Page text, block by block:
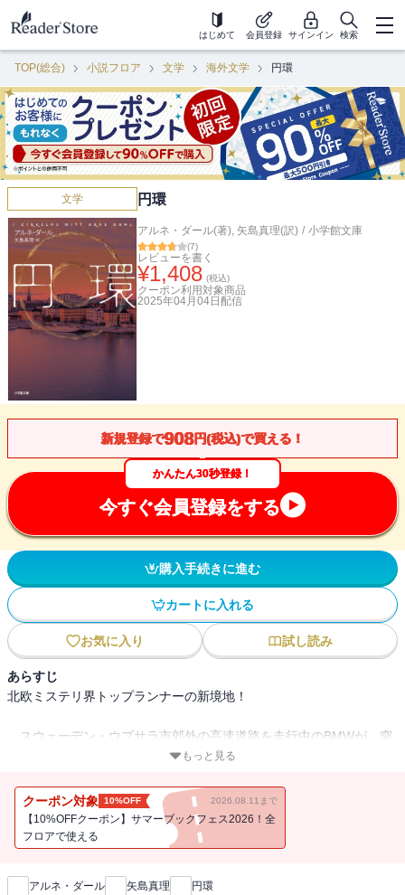
はじめて 会員登録 サインイン 検索
TOP(総合) 小説フロア 文学 海外文学 円環
文学 円環
アルネ・ダール(著), 矢島真理(訳) / 小学館文庫
(7)
レビューを書く
¥1,408 (税込)
クーポン利用対象商品
2025年04月04日 配信
新規登録で908円(税込)で買える！
かんたん30秒登録！
今すぐ会員登録をする
購入手続きに進む
カートに入れる
お気に入り 試し読み
あらすじ
北欧ミステリ界トップランナーの新境地！
スウェーデン・ウプサラ市郊外の高速道路を走行中のBMWが、突
然暴走し菜の花畑で炎上した。死亡したのは、運転中の大手製鉄会
社幹部が第２の爆破事件で命を落とす。被害者はどちらも気温変動
や環境破壊に関係していた。
容疑者に挙げられたのは、１５年前に先端技術の活用を拒否した
る元警部ルーカス・フリセル。当時の彼の部下で今は国家作戦局
もっと見る
クーポン対象 10%OFF 2026.08.11まで
【10%OFFクーポン】サマーブックフェス2026！全
フロアで使える
新刊通知
アルネ・ダール 矢島真理 円環